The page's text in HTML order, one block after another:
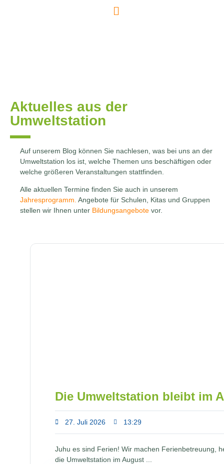
Aktuelles aus der
Umweltstation
Auf unserem Blog können Sie nachlesen, was bei uns an der
Umweltstation los ist, welche Themen uns beschäftigen oder
welche größeren Veranstaltungen stattfinden.
Alle aktuellen Termine finden Sie auch in unserem
Jahresprogramm. Angebote für Schulen, Kitas und Gruppen
stellen wir Ihnen unter Bildungsangebote vor.
Die Umweltstation bleibt im
27. Juli 2026 13:29
Juhu es sind Ferien! Wir machen Ferienbetreuung,
die Umweltstation im August ...